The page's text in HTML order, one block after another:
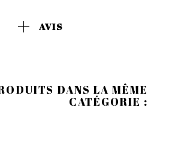
AVIS
DANS LA MÊME
CATÉGORIE :